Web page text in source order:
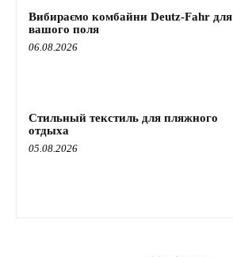
Вибираємо комбайни Deutz-Fahr для
вашого поля
06.08.2026
Стильный текстиль для пляжного
отдыха
05.08.2026